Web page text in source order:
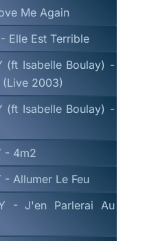
Me Again
Elle Est Terrible
(ft Isabelle Boulay) -
2003)
(ft Isabelle Boulay) -
- 4m2
- Allumer Le Feu
- J'en Parlerai Au